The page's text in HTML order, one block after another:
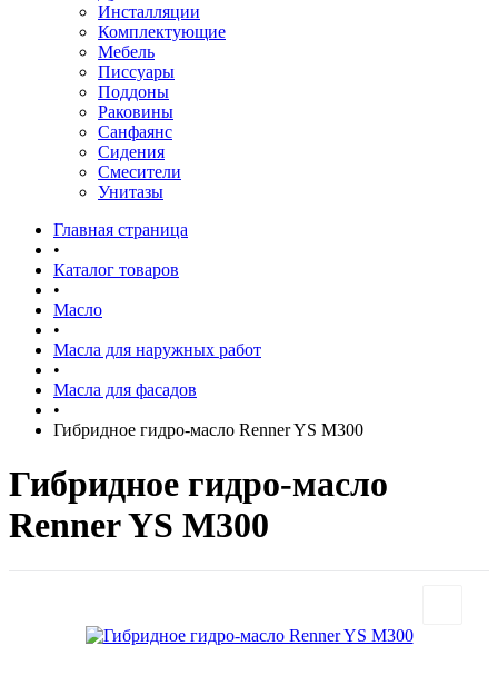
Инсталляции
Комплектующие
Мебель
Писсуары
Поддоны
Раковины
Санфаянс
Сидения
Смесители
Унитазы
Главная страница
•
Каталог товаров
•
Масло
•
Масла для наружных работ
•
Масла для фасадов
•
Гибридное гидро-масло Renner YS M300
Гибридное гидро-масло
Renner YS M300